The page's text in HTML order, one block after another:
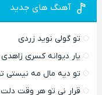
آهنگ های جدید
تو گولی نوید زردی
یار دیوانه کسری زاهدی
تو دیه مال مه نیستی
قرار نی تو هر وقت